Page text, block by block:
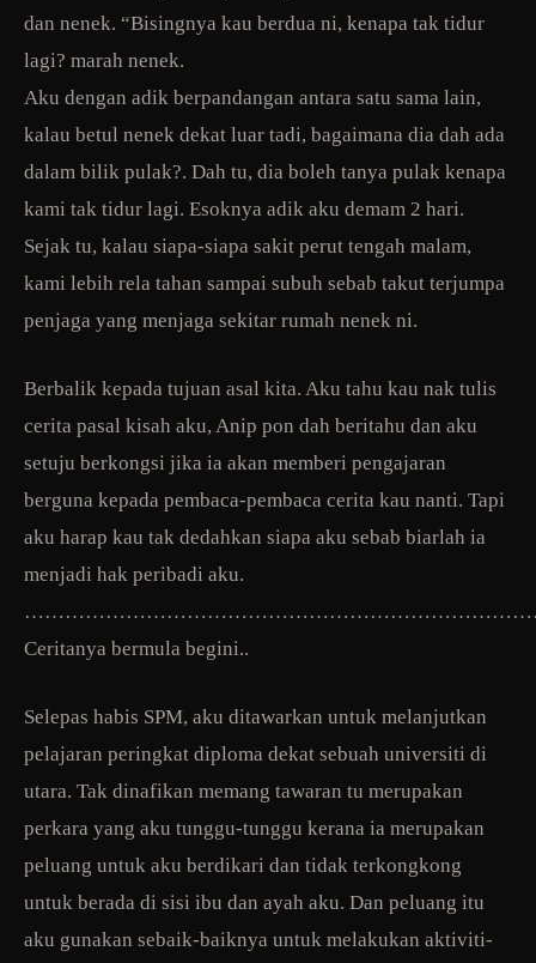
dan nenek. “Bisingnya kau berdua ni, kenapa tak tidur
lagi? marah nenek.
Aku dengan adik berpandangan antara satu sama lain,
kalau betul nenek dekat luar tadi, bagaimana dia dah ada
dalam bilik pulak?. Dah tu, dia boleh tanya pulak kenapa
kami tak tidur lagi. Esoknya adik aku demam 2 hari.
Sejak tu, kalau siapa-siapa sakit perut tengah malam,
kami lebih rela tahan sampai subuh sebab takut terjumpa
penjaga yang menjaga sekitar rumah nenek ni.
Berbalik kepada tujuan asal kita. Aku tahu kau nak tulis
cerita pasal kisah aku, Anip pon dah beritahu dan aku
setuju berkongsi jika ia akan memberi pengajaran
berguna kepada pembaca-pembaca cerita kau nanti. Tapi
aku harap kau tak dedahkan siapa aku sebab biarlah ia
menjadi hak peribadi aku.
Ceritanya bermula begini..
Selepas habis SPM, aku ditawarkan untuk melanjutkan
pelajaran peringkat diploma dekat sebuah universiti di
utara. Tak dinafikan memang tawaran tu merupakan
perkara yang aku tunggu-tunggu kerana ia merupakan
peluang untuk aku berdikari dan tidak terkongkong
untuk berada di sisi ibu dan ayah aku. Dan peluang itu
aku gunakan sebaik-baiknya untuk melakukan aktiviti-